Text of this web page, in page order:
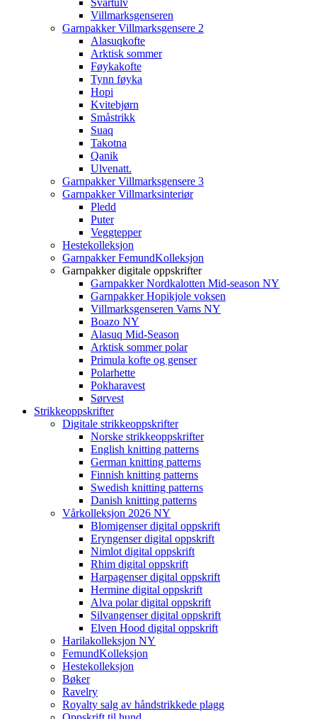
Svartulv
Villmarksgenseren
Garnpakker Villmarksgensere 2
Alasuqkofte
Arktisk sommer
Føykakofte
Tynn føyka
Hopi
Kvitebjørn
Småstrikk
Suaq
Takotna
Qanik
Ulvenatt.
Garnpakker Villmarksgensere 3
Garnpakker Villmarksinteriør
Pledd
Puter
Veggtepper
Hestekolleksjon
Garnpakker FemundKolleksjon
Garnpakker digitale oppskrifter
Garnpakker Nordkalotten Mid-season NY
Garnpakker Hopikjole voksen
Villmarksgenseren Vams NY
Boazo NY
Alasuq Mid-Season
Arktisk sommer polar
Primula kofte og genser
Polarhette
Pokharavest
Sørvest
Strikkeoppskrifter
Digitale strikkeoppskrifter
Norske strikkeoppskrifter
English knitting patterns
German knitting patterns
Finnish knitting patterns
Swedish knitting patterns
Danish knitting patterns
Vårkolleksjon 2026 NY
Blomigenser digital oppskrift
Eryngenser digital oppskrift
Nimlot digital oppskrift
Rhim digital oppskrift
Harpagenser digital oppskrift
Hermine digital oppskrift
Alva polar digital oppskrift
Silvangenser digital oppskrift
Elven Hood digital oppskrift
Harilakolleksjon NY
FemundKolleksjon
Hestekolleksjon
Bøker
Ravelry
Royalty salg av håndstrikkede plagg